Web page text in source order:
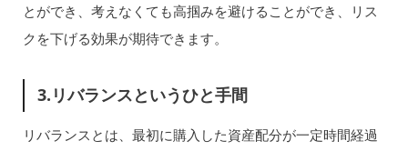
とができ、考えなくても高掴みを避けることができ、リス
クを下げる効果が期待できます。
3.リバランスというひと手間
リバランスとは、最初に購入した資産配分が一定時間経過